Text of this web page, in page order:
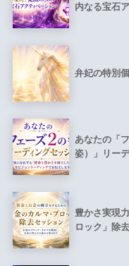
内なる宝石
弁妃の特別
あなたの「
姿）」リー
豊かさ実現
ロック」除